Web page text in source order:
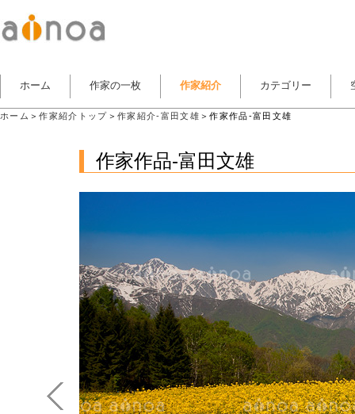
ホーム 作家の一枚 作家紹介 カテゴリー
ホーム ＞作家紹介トップ ＞作家紹介-富田文雄 ＞作家作品-富田文雄
作家作品-富田文雄